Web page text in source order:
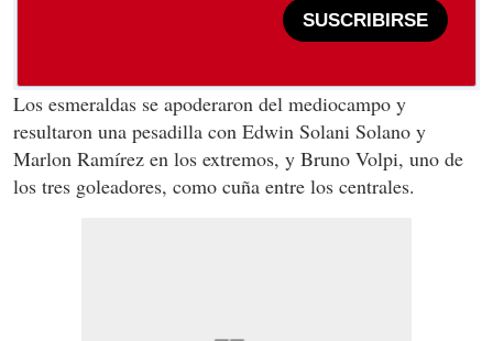
SUSCRIBIRSE
Los esmeraldas se apoderaron del mediocampo y
resultaron una pesadilla con Edwin Solani Solano y
Marlon Ramírez en los extremos, y Bruno Volpi, uno de
los tres goleadores, como cuña entre los centrales.